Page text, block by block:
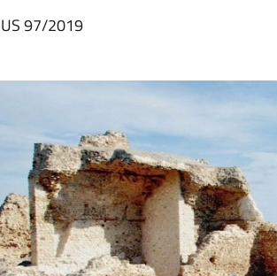
97/2019